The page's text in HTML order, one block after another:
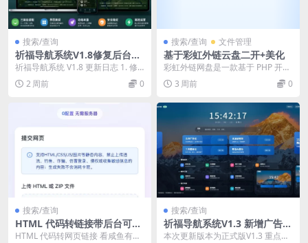
搜索/查询
祈福导航系统V1.8修复后台登
录超时和未选中问题 新增批量
祈福导航系统 V1.8 更新日志 1. 修
复后台登录跳转循环、错误提示异
常及安装...
2 周前 0
搜索/查询 文件管理
基于彩虹外链云盘二开+美化
彩虹外链网盘是一款基于 PHP 开发
的网盘与外链分享程序，支持多种
类型文件上传，...
3 周前 0
搜索/查询
HTML 代码转链接带后台可运
营
HTML 代码转网页链接 看咸鱼有人
搜索/查询
祈福导航系统V1.3 新增广告A
D模式自动下架 优化后端UI和
本次更新版本为正式版V1.3 重点新